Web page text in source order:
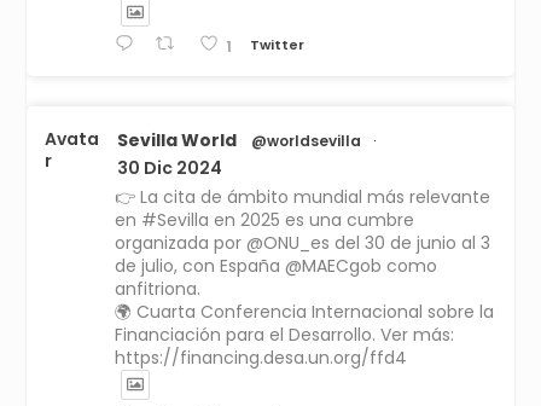
1 Twitter
Avata
r
Sevilla World @worldsevilla ·
30 Dic 2024
👉 La cita de ámbito mundial más relevante
en #Sevilla en 2025 es una cumbre
organizada por @ONU_es del 30 de junio al 3
de julio, con España @MAECgob como
anfitriona.
🌍 Cuarta Conferencia Internacional sobre la
Financiación para el Desarrollo. Ver más:
https://financing.desa.un.org/ffd4